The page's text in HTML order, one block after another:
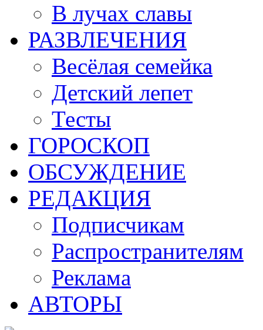
В лучах славы
РАЗВЛЕЧЕНИЯ
Весёлая семейка
Детский лепет
Тесты
ГОРОСКОП
ОБСУЖДЕНИЕ
РЕДАКЦИЯ
Подписчикам
Распространителям
Реклама
АВТОРЫ